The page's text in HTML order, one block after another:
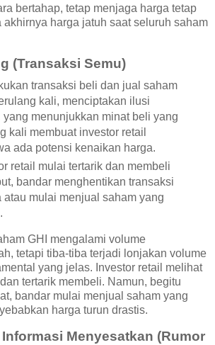
bertahap, tetap menjaga harga tetap
harga jatuh saat seluruh saham
(Transaksi Semu)
transaksi beli dan jual saham
kali, menciptakan ilusi
menunjukkan minat beli yang
kali membuat investor retail
ada potensi kenaikan harga.
retail mulai tertarik dan membeli
bandar menghentikan transaksi
atau mulai menjual saham yang
GHI mengalami volume
tetapi tiba-tiba terjadi lonjakan volume
yang jelas. Investor retail melihat
tertarik membeli. Namun, begitu
bandar mulai menjual saham yang
harga turun drastis.
Menyesatkan (Rumor